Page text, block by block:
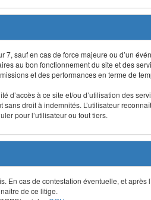
7, sauf en cas de force majeure ou d’un
au bon fonctionnement du site et des
et des performances en terme de
d’accès à ce site et/ou d’utilisation des
droit à indemnités. L’utilisateur
pour l’utilisateur ou tout tiers.
cas de contestation éventuelle, et après
de ce litige.